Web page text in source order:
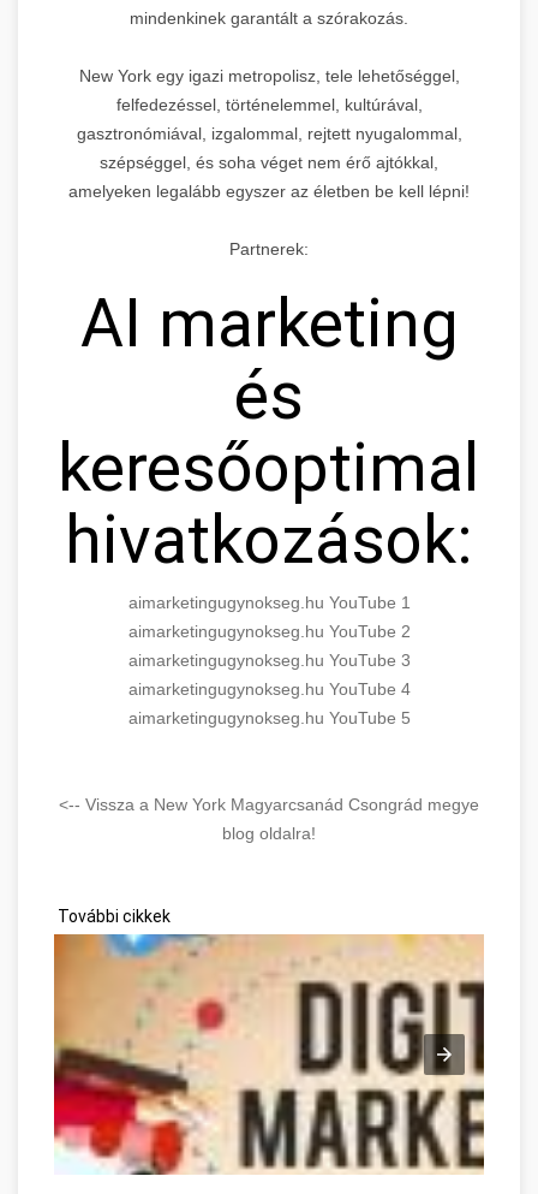
mindenkinek garantált a szórakozás.
New York egy igazi metropolisz, tele lehetőséggel,
felfedezéssel, történelemmel, kultúrával,
gasztronómiával, izgalommal, rejtett nyugalommal,
szépséggel, és soha véget nem érő ajtókkal,
amelyeken legalább egyszer az életben be kell lépni!
Partnerek:
AI marketing
és
hivatkozások:
aimarketingugynokseg.hu YouTube 1
aimarketingugynokseg.hu YouTube 2
aimarketingugynokseg.hu YouTube 3
aimarketingugynokseg.hu YouTube 4
aimarketingugynokseg.hu YouTube 5
<-- Vissza a New York Magyarcsanád Csongrád megye
blog oldalra!
További cikkek